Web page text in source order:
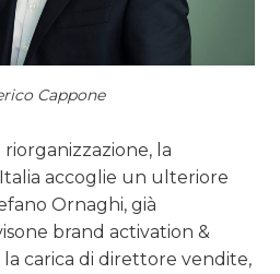
Cappone
la
accoglie un ulteriore
Ornaghi, già
brand activation &
la carica di direttore vendite,